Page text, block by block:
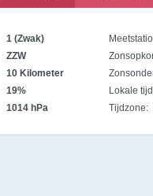
1 (Zwak)
ZZW
10 Kilometer
19%
1014 hPa
Lokale
Tijdzone: